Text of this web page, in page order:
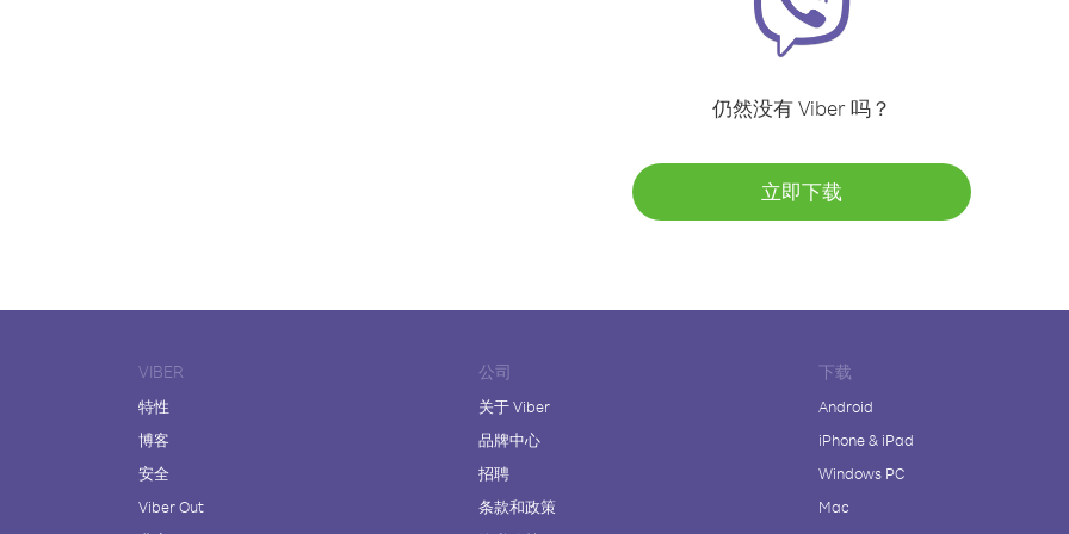
仍然没有 Viber 吗？
立即下载
VIBER
特性
博客
安全
Viber Out
公司
关于 Viber
品牌中心
招聘
条款和政策
下载
Android
iPhone & iPad
Windows PC
Mac